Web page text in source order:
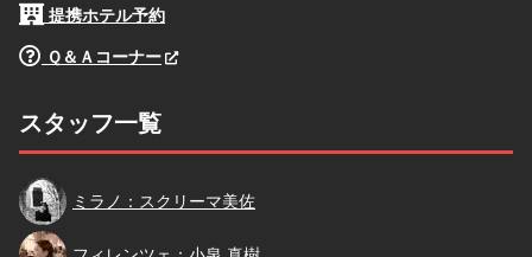
提携ホテル予約
Ｑ＆Ａコーナー
スタッフ一覧
スクリーマ
ミラノ：スクリーマ美佐